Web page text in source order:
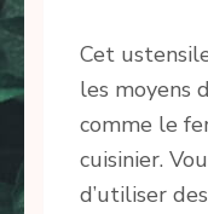
Cet
les moyens
comme le
cuisinier.
d’utiliser